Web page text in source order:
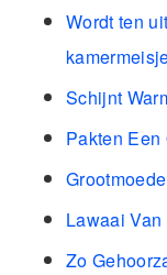
Wordt ten
Schijnt
Pakten Een
Lawaai
Zo